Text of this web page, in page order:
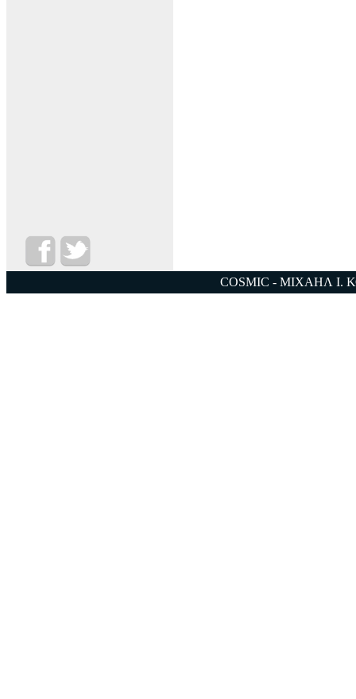
COSMIC - ΜΙΧΑΗΛ Ι.